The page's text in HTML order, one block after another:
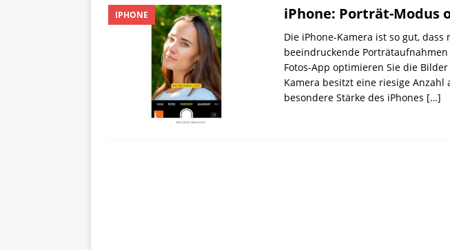
IPHONE iPhone: Porträt-Modus
Die iPhone-Kamera ist so gut, dass
beeindruckende
Fotos-App optimieren Sie die
Kamera besitzt eine riesige Anzahl
besondere Stärke des iPhones […]